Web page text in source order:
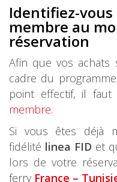
Identifiez-
membre au
réservation
Afin que vos achats
cadre du
point effectif, il faut
membre.
Si vous êtes déjà
fidélité linea FID et
lors de votre
ferry France –